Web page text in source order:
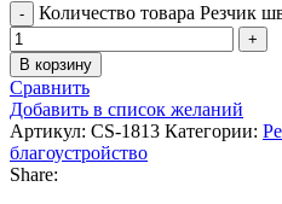
Количество товара Резчик
В корзину
Сравнить
Добавить в список желаний
Артикул: CS-1813 Категории:
благоустройство
Share: